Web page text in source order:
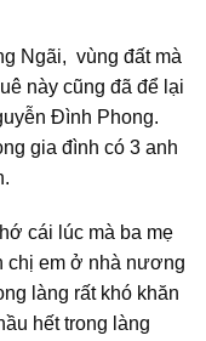
Ngãi, vùng đất mà
này cũng đã để lại
Đình Phong.
gia đình có 3 anh
cái lúc mà ba mẹ
chị em ở nhà nương
làng rất khó khăn
hết trong làng